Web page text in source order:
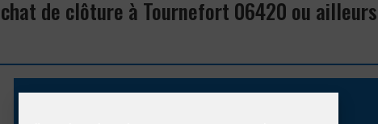
de clôture à Tournefort 06420 ou ailleurs